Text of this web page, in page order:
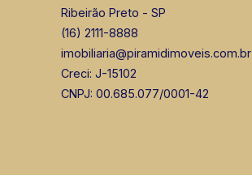
Ribeirão Preto - SP
(16) 2111-8888
imobiliaria@piramidimoveis.com.br
Creci: J-15102
CNPJ: 00.685.077/0001-42